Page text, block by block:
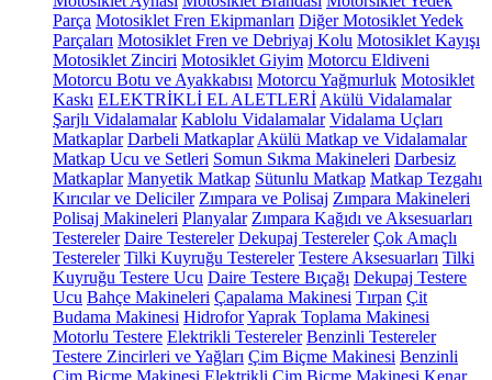
Parça Motosiklet Fren Ekipmanları Diğer Motosiklet Yedek
Parçaları Motosiklet Fren ve Debriyaj Kolu Motosiklet Kayışı
Motosiklet Zinciri Motosiklet Giyim Motorcu Eldiveni
Motorcu Botu ve Ayakkabısı Motorcu Yağmurluk Motosiklet
Kaskı ELEKTRİKLİ EL ALETLERİ Akülü Vidalamalar
Şarjlı Vidalamalar Kablolu Vidalamalar Vidalama Uçları
Matkaplar Darbeli Matkaplar Akülü Matkap ve Vidalamalar
Matkap Ucu ve Setleri Somun Sıkma Makineleri Darbesiz
Matkaplar Manyetik Matkap Sütunlu Matkap Matkap Tezgahı
Kırıcılar ve Deliciler Zımpara ve Polisaj Zımpara Makineleri
Polisaj Makineleri Planyalar Zımpara Kağıdı ve Aksesuarları
Testereler Daire Testereler Dekupaj Testereler Çok Amaçlı
Testereler Tilki Kuyruğu Testereler Testere Aksesuarları Tilki
Kuyruğu Testere Ucu Daire Testere Bıçağı Dekupaj Testere
Ucu Bahçe Makineleri Çapalama Makinesi Tırpan Çit
Budama Makinesi HidroforYaprak Toplama Makinesi
Motorlu Testere Elektrikli Testereler Benzinli Testereler
Testere Zincirleri ve Yağları Çim Biçme Makinesi Benzinli
Çim Biçme Makinesi Elektrikli Çim Biçme Makinesi Kenar